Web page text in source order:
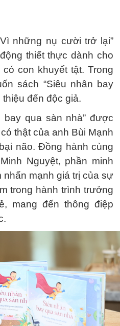
những nụ cười trở lại”
thiết thực dành cho
con khuyết tật. Trong
sách “Siêu nhân bay
đến độc giả.
bay qua sàn nhà” được
thật của anh Bùi Mạnh
não. Đồng hành cùng
Nguyệt, phần minh
nhấn mạnh giá trị của sự
trong hành trình trưởng
mang đến thông điệp